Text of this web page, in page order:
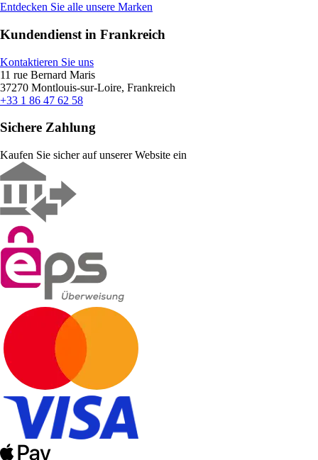
Entdecken Sie alle unsere Marken
Kundendienst in Frankreich
Kontaktieren Sie uns
11 rue Bernard Maris
37270 Montlouis-sur-Loire, Frankreich
+33 1 86 47 62 58
Sichere Zahlung
Kaufen Sie sicher auf unserer Website ein